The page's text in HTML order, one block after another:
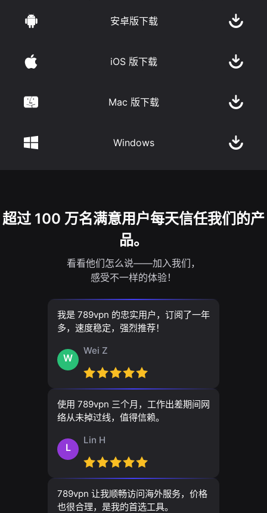
安卓版下载
iOS 版下载
Mac 版下载
Windows
超过 100 万名满意用户每天信任我们的产
品。
看看他们怎么说——加入我们，
感受不一样的体验！
我是 789vpn 的忠实用户，订阅了一年
多，速度稳定，强烈推荐！
W
Wei Z
使用 789vpn 三个月，工作出差期间网
络从未掉过线，值得信赖。
L
Lin H
789vpn 让我顺畅访问海外服务，价格
也很合理，是我的首选工具。